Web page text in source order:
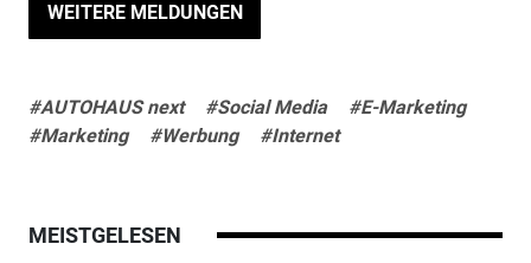
WEITERE MELDUNGEN
#AUTOHAUS next #Social Media
#E-Marketing
#Marketing
#Werbung #Internet
MEISTGELESEN